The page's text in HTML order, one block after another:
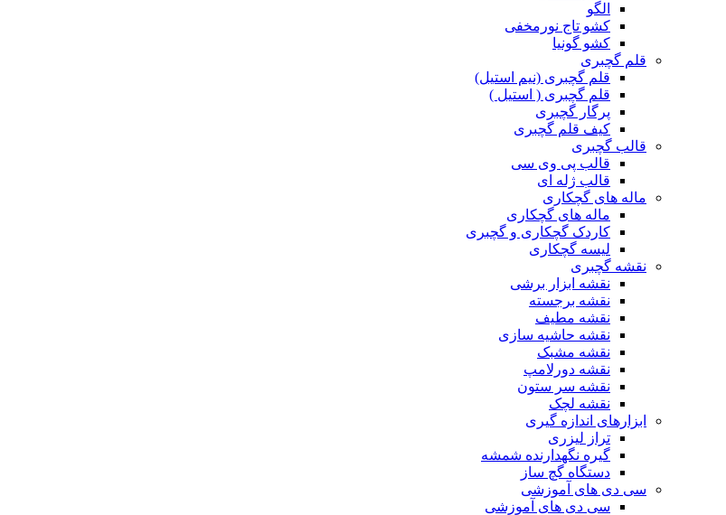
الگو
کشو تاج نورمخفی
کشو گونیا
قلم گچبری
قلم گچبری (نیم استیل)
قلم گچبری ( استیل )
پرگار گچبری
کیف قلم گچبری
قالب گچبری
قالب پی وی سی
قالب ژله ای
ماله های گچکاری
ماله های گچکاری
کاردک گچکاری و گچبری
لیسه گچکاری
نقشه گچبری
نقشه ابزار برشی
نقشه برجسته
نقشه مطیف
نقشه حاشیه سازی
نقشه مشبک
نقشه دورلامپ
نقشه سر ستون
نقشه لچک
ابزارهای اندازه گیری
تراز لیزری
گیره نگهدارنده شمشه
دستگاه گچ ساز
سی دی های آموزشی
سی دی های آموزشی